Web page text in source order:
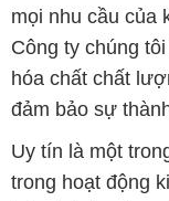
mọi nhu cầu của
Công ty chúng
hóa chất chất
đảm bảo sự
Uy tín là một
trong hoạt động